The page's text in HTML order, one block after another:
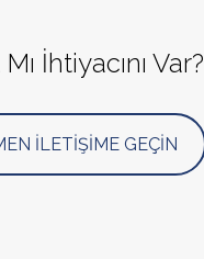
İhtiyacını Var?
İLETİŞİME GEÇİN